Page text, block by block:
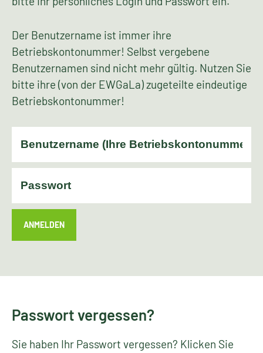
Der Benutzername ist immer ihre
Betriebskontonummer! Selbst vergebene
Benutzernamen sind nicht mehr gültig. Nutzen Sie
bitte ihre (von der EWGaLa) zugeteilte eindeutige
Betriebskontonummer!
ANMELDEN
Passwort vergessen?
Sie haben Ihr Passwort vergessen? Klicken Sie